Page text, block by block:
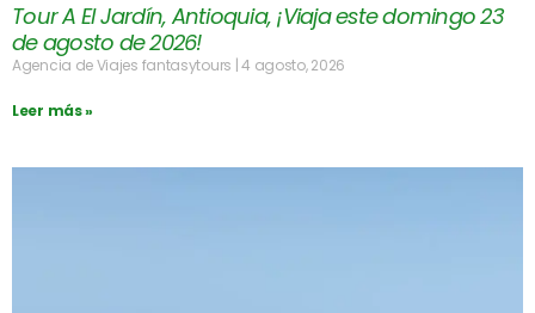
Tour A El Jardín, Antioquia, ¡Viaja este domingo 23
de agosto de 2026!
Agencia de Viajes fantasytours 4 agosto, 2026
Leer más »